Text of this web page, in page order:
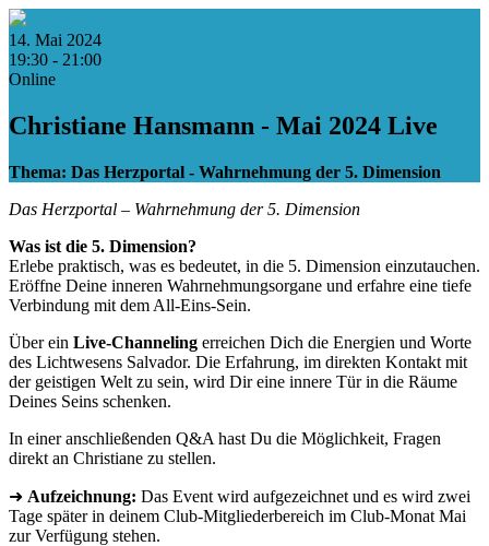
14. Mai 2024
19:30 - 21:00
Online
Christiane Hansmann - Mai 2024 Live
Thema: Das Herzportal - Wahrnehmung der 5. Dimension
Das Herzportal – Wahrnehmung der 5. Dimension
Was ist die 5. Dimension?
Erlebe praktisch, was es bedeutet, in die 5. Dimension einzutauchen.
Eröffne Deine inneren Wahrnehmungsorgane und erfahre eine tiefe
Verbindung mit dem All-Eins-Sein.
Über ein Live-Channeling erreichen Dich die Energien und Worte
des Lichtwesens Salvador. Die Erfahrung, im direkten Kontakt mit
der geistigen Welt zu sein, wird Dir eine innere Tür in die Räume
Deines Seins schenken.
In einer anschließenden Q&A hast Du die Möglichkeit, Fragen
direkt an Christiane zu stellen.
➜ Aufzeichnung: Das Event wird aufgezeichnet und es wird zwei
Tage später in deinem Club-Mitgliederbereich im Club-Monat Mai
zur Verfügung stehen.